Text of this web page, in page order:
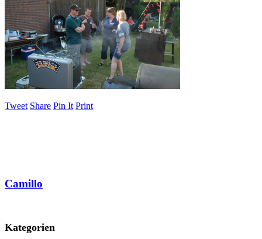
Tweet Share Pin It Print
Camillo
Kategorien